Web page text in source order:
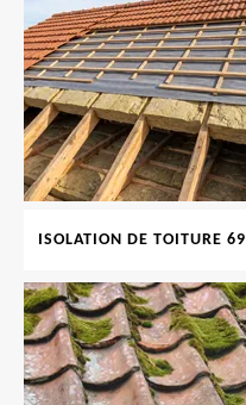
ISOLATION DE TOITURE 69